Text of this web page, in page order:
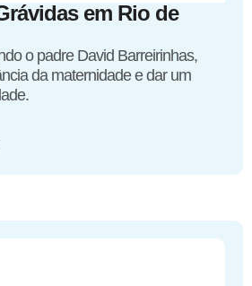
em Rio de
o padre David Barreirinhas,
da maternidade e dar um